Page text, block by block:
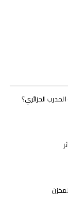
الجزائري؟